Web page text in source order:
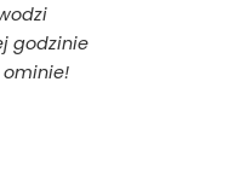
godzinie
ominie!